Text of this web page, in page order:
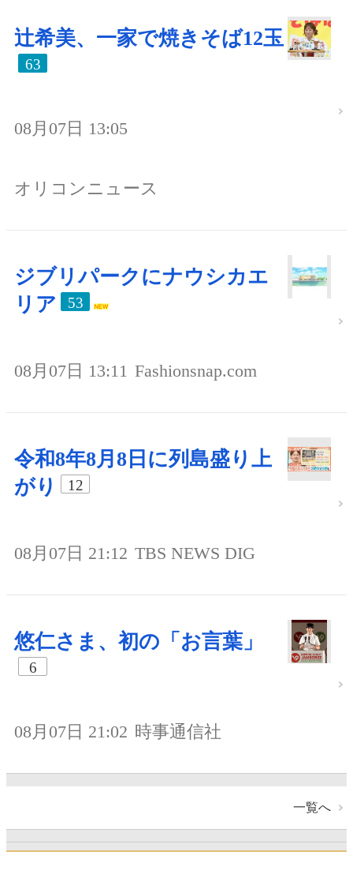
辻希美、一家で焼きそば12玉
63
08月07日 13:05
オリコンニュース
ジブリパークにナウシカエ
リア
53
08月07日 13:11 Fashionsnap.com
令和8年8月8日に列島盛り上
がり
12
08月07日 21:12 TBS NEWS DIG
悠仁さま、初の「お言葉」
6
08月07日 21:02 時事通信社
一覧へ